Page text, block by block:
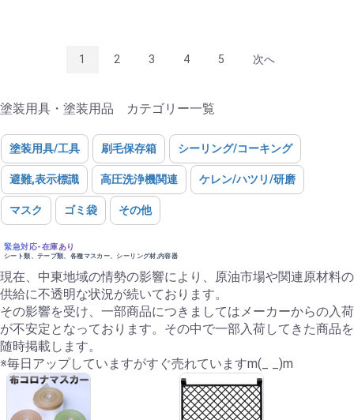
1 2 3 4 5 次へ
塗装用具・塗装用品 カテゴリー一覧
塗装用具/工具 刷毛保存箱 シーリング/コーキング
避難,表示標識 高圧洗浄機関連 ケレン/ハツリ/研磨
マスク ゴミ袋 その他
緊急対応-在庫あり
シート類、テープ類、各種マスカー、シーリング材,内容器
現在、中東地域の情勢の影響により、原油市場や関連原材料の
供給に不透明な状況が続いております。
その影響を受け、一部商品につきましてはメーカーからの入荷
が不安定となっております。その中で一部入荷してきた商品を
随時掲載します。
※毎日アップしていますがすぐ売れていますm(_ _)m